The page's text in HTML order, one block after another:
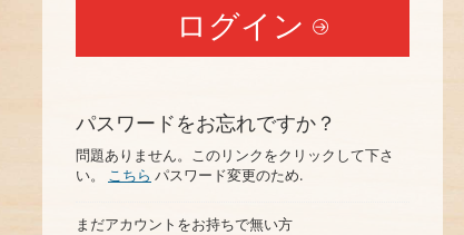
ログイン
パスワードをお忘れですか？
問題ありません。このリンクをクリックして下さ
い。 こちら パスワード変更のため.
まだアカウントをお持ちで無い方